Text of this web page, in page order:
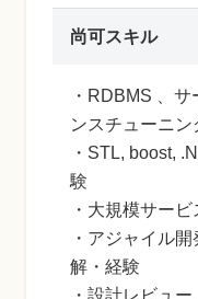
尚可スキル
・RDBMS 、
ンスチューニン
・STL, boost,
験
・大規模サー
・アジャイル
解・経験
・設計レビュ